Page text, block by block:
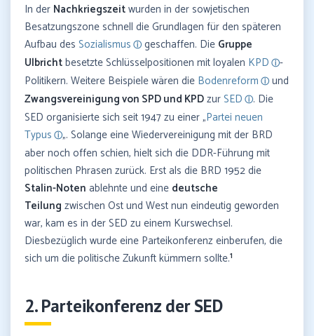
In der Nachkriegszeitwurden in der sowjetischen
Besatzungszone schnell die Grundlagen für den späteren
Aufbau des Sozialismus geschaffen. Die Gruppe
Ulbrichtbesetzte Schlüsselpositionen mit loyalen KPD
-
Politikern. Weitere Beispiele wären die Bodenreform
und
Zwangsvereinigung von SPD und KPDzurSED
. Die
SED organisierte sich seit 1947 zu einer „Partei neuen
Typus
„. Solange eine Wiedervereinigung mit der BRD
aber noch offen schien, hielt sich die DDR-Führung mit
politischen Phrasen zurück. Erst als die BRD 1952 die
Stalin-Noten ablehnte und eine deutsche
Teilung zwischen Ost und West nun eindeutig geworden
war, kam es in der SED zu einem Kurswechsel.
Diesbezüglich wurde eine Parteikonferenz einberufen, die
sich um die politische Zukunft kümmern sollte.1
2. Parteikonferenz der SED